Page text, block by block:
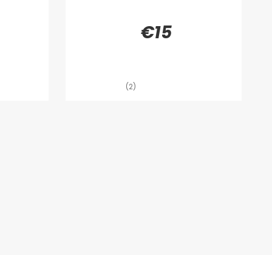
€15
(2)